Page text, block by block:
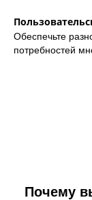
Обеспечьте
потребностей
Почему